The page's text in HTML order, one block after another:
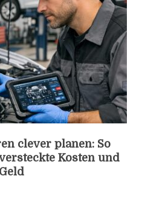
clever planen: So
Kosten und